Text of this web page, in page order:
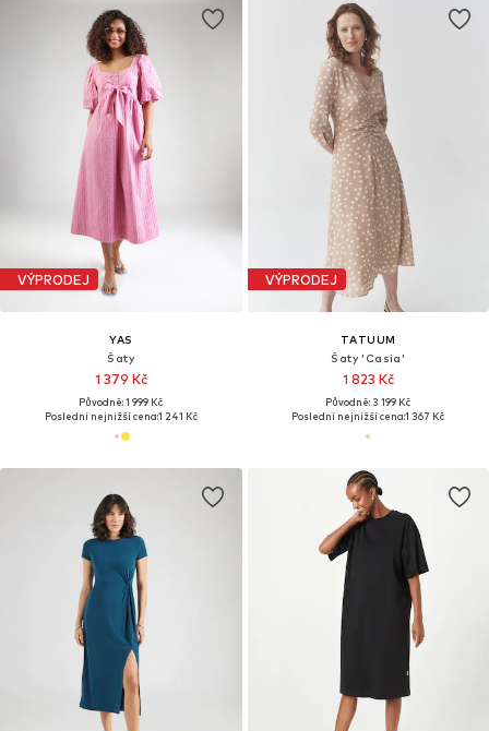
VÝPRODEJ
YAS
Šaty
1 379 Kč
Původně: 1 999 Kč
Poslední nejnižší cena:1 241 Kč
VÝPRODEJ
TATUUM
Šaty 'Casia'
1 823 Kč
Původně: 3 199 Kč
Poslední nejnižší cena:1 367 Kč